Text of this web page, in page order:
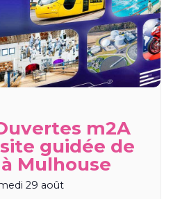
m2A
guidée de
Mulhouse
29 août